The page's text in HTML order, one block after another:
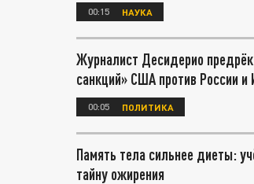
00:15 НАУКА
Журналист Десидерио
санкций» США против России и
00:05 ПОЛИТИКА
Память тела сильнее диеты:
тайну ожирения